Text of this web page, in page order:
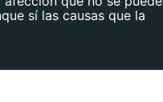
sí las causas que la